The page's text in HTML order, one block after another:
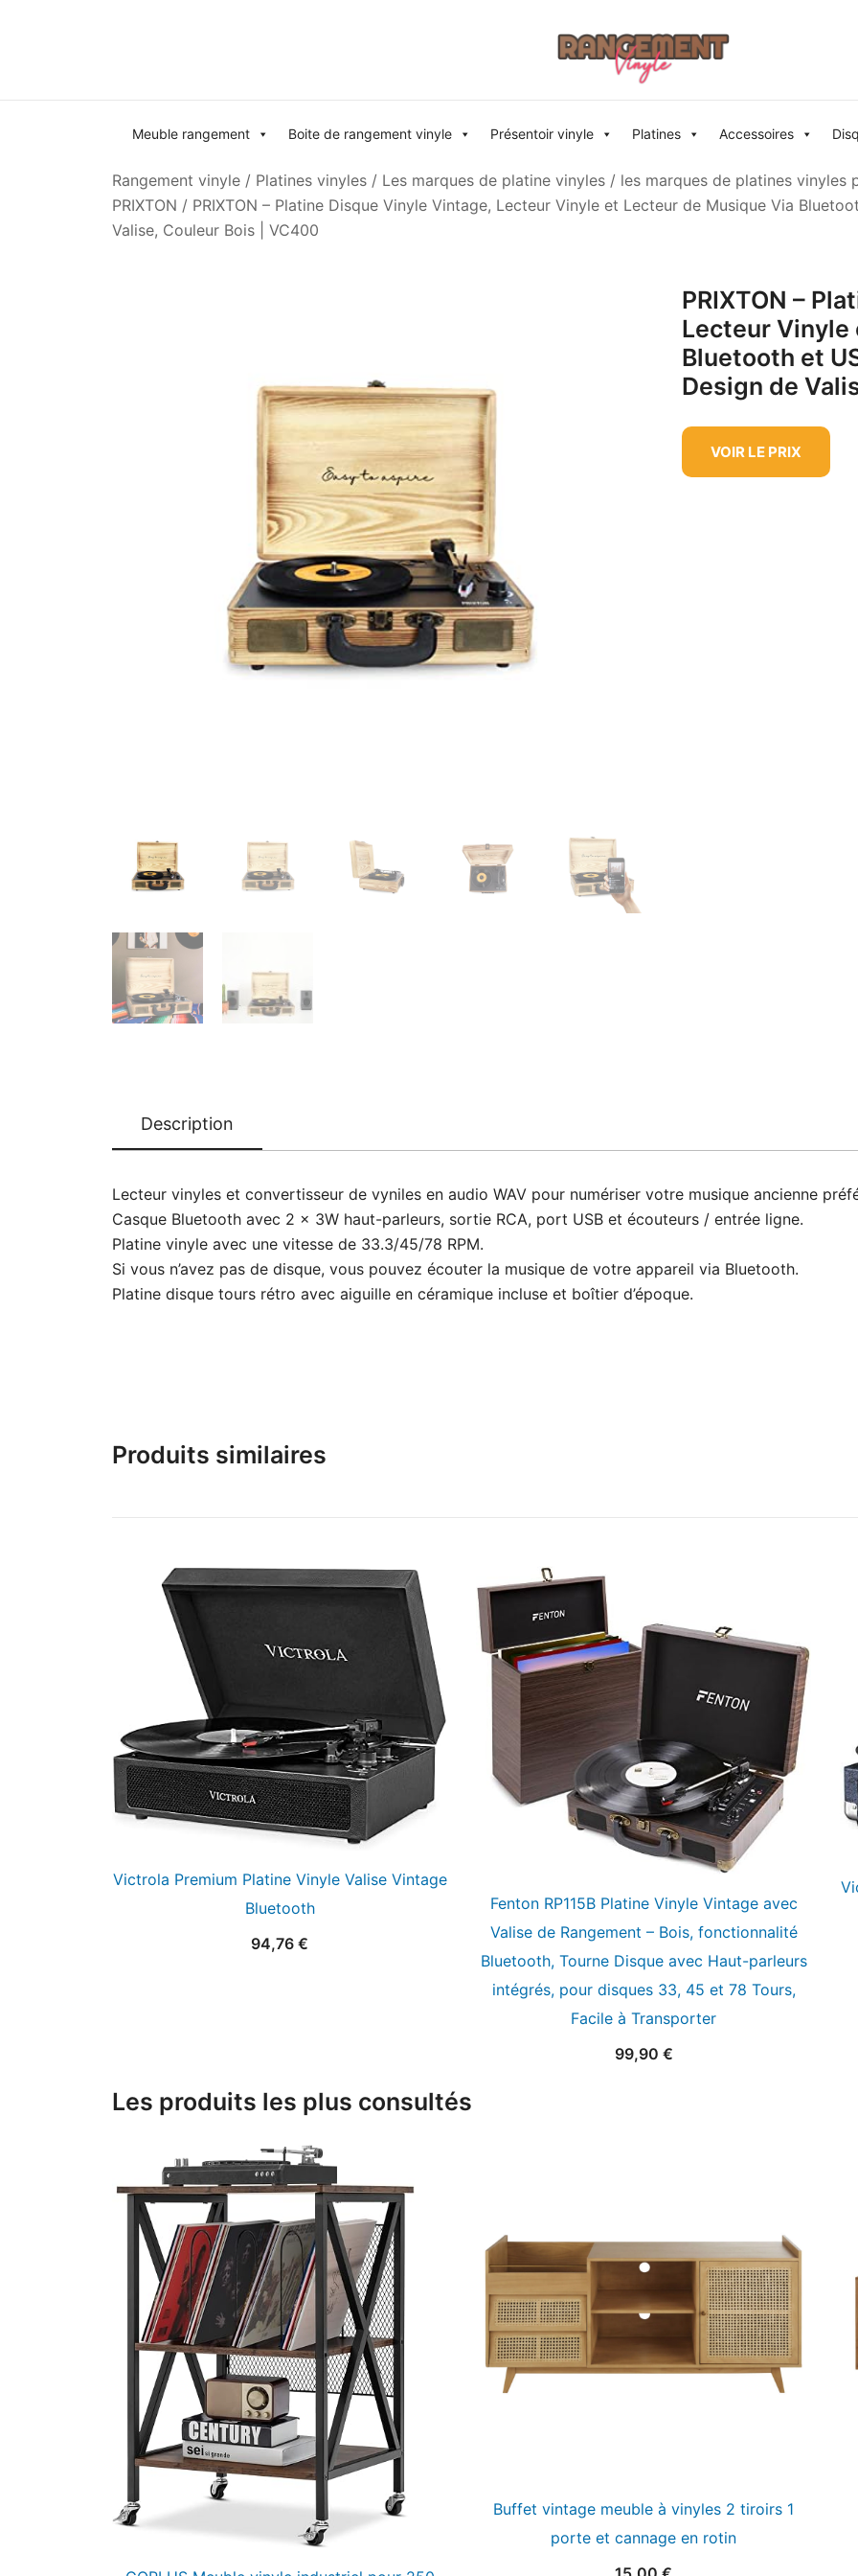
Meuble rangement Boite de rangement vinyle Présentoir vinyle Platines Accessoires
Rangement vinyle / Platines vinyles / Les marques de platine vinyles / les marques de platines vinyles
PRIXTON / PRIXTON – Platine Disque Vinyle Vintage, Lecteur Vinyle et Lecteur de Musique Via
Valise, Couleur Bois | VC400
PRIXTON –
Lecteur Vinyle
Bluetooth et
Design de
VOIR LE PRIX
Description
Lecteur vinyles et convertisseur de vyniles en audio WAV pour numériser votre musique ancienne
Casque Bluetooth avec 2 x 3W haut-parleurs, sortie RCA, port USB et écouteurs / entrée ligne.
Platine vinyle avec une vitesse de 33.3/45/78 RPM.
Si vous n’avez pas de disque, vous pouvez écouter la musique de votre appareil via Bluetooth.
Platine disque tours rétro avec aiguille en céramique incluse et boîtier d’époque.
Produits similaires
Victrola Premium Platine Vinyle Valise Vintage
Bluetooth
94,76 €
Fenton RP115B Platine Vinyle Vintage avec
Valise de Rangement – Bois, fonctionnalité
Bluetooth, Tourne Disque avec Haut-parleurs
intégrés, pour disques 33, 45 et 78 Tours,
Facile à Transporter
99,90 €
Les produits les plus consultés
Buffet vintage meuble à vinyles 2 tiroirs 1
porte et cannage en rotin